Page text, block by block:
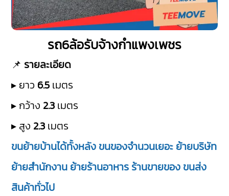
รถ6ล้อรับจ้างกำแพงเพชร
📌 รายละเอียด
▸ ยาว 6.5 เมตร
▸ กว้าง 2.3 เมตร
▸ สูง 2.3 เมตร
ขนย้ายบ้านได้ทั้งหลัง ขนของจำนวนเยอะ ย้ายบริษัท
ย้ายสำนักงาน ย้ายร้านอาหาร ร้านขายของ ขนส่ง
สินค้าทั่วไป